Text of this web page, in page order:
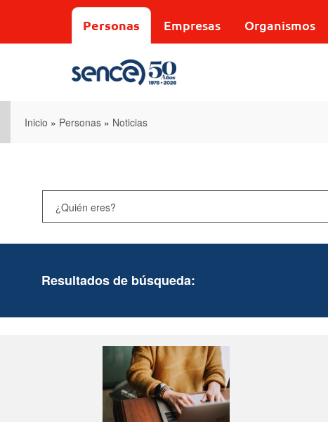
Personas Empresas Organismos
Inicio » Personas » Noticias
Resultados de búsqueda: